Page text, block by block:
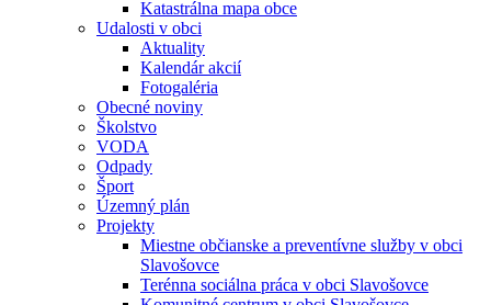
Katastrálna mapa obce
Udalosti v obci
Aktuality
Kalendár akcií
Fotogaléria
Obecné noviny
Školstvo
VODA
Odpady
Šport
Územný plán
Projekty
Miestne občianske a preventívne služby v obci
Slavošovce
Terénna sociálna práca v obci Slavošovce